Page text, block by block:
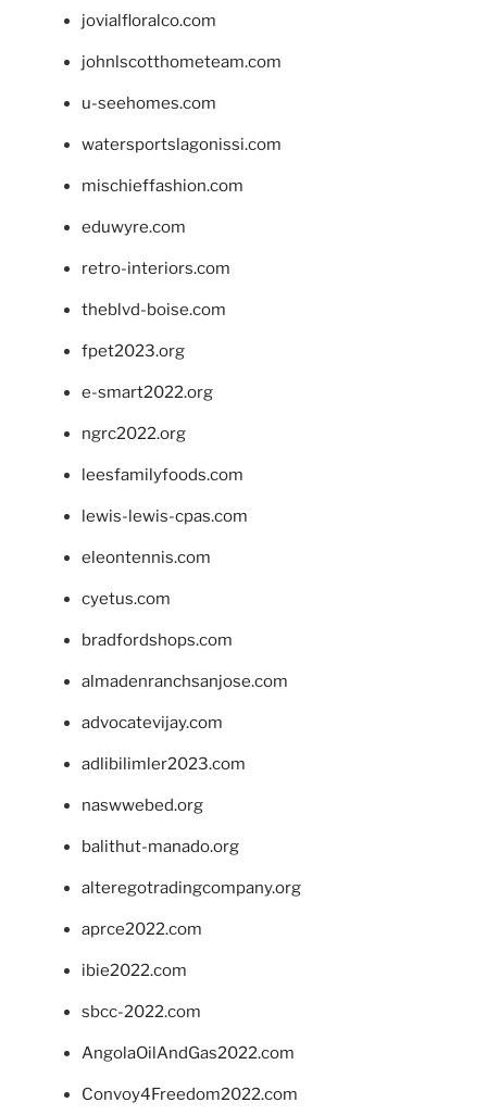
jovialfloralco.com
johnlscotthometeam.com
u-seehomes.com
watersportslagonissi.com
mischieffashion.com
eduwyre.com
retro-interiors.com
theblvd-boise.com
fpet2023.org
e-smart2022.org
ngrc2022.org
leesfamilyfoods.com
lewis-lewis-cpas.com
eleontennis.com
cyetus.com
bradfordshops.com
almadenranchsanjose.com
advocatevijay.com
adlibilimler2023.com
naswwebed.org
balithut-manado.org
alteregotradingcompany.org
aprce2022.com
ibie2022.com
sbcc-2022.com
AngolaOilAndGas2022.com
Convoy4Freedom2022.com